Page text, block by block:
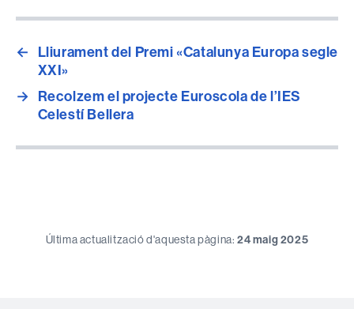
←
Lliurament del Premi «Catalunya Europa segle
XXI»
→ Recolzem el projecte Euroscola de l’IES
Celestí Bellera
Última actualització d'aquesta pàgina:24 maig 2025